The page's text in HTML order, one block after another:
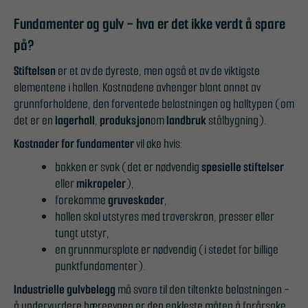
Fundamenter og gulv - hva er det ikke verdt å spare
på?
Stiftelsen er et av de dyreste, men også et av de viktigste
elementene i hallen. Kostnadene avhenger blant annet av
grunnforholdene, den forventede belastningen og halltypen (om
det er en lagerhall, produksjonomlandbrukstålbygning).
Kostnader for fundamentervil øke hvis:
bakken er svak (det er nødvendigspesielle stiftelser
ellermikropeler),
forekommegruveskader,
hallen skal utstyres med traverskran, presser eller
tungt utstyr,
en grunnmursplate er nødvendig (i stedet for billige
punktfundamenter).
Industrielle gulvbelegg må svare til den tiltenkte belastningen -